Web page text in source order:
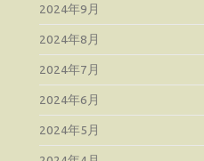
2024年9月
2024年8月
2024年7月
2024年6月
2024年5月